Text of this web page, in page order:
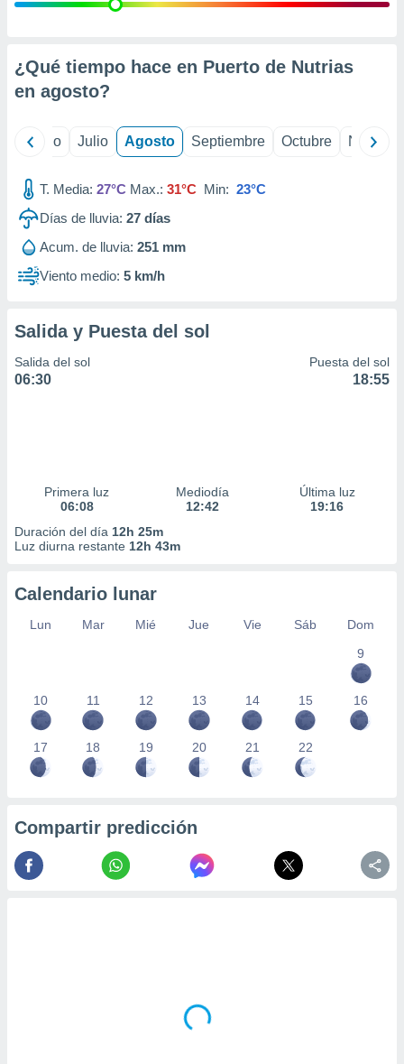
e
mediante
de
1199
¿Qué tiempo hace en Puerto de Nutrias
en agosto?
Junio Julio Agosto Septiembre Octubre
T. Media: 27°C Max.: 31°C Min: 23°C
Días de lluvia: 27 días
Acum. de lluvia: 251 mm
Viento medio: 5 km/h
Salida y Puesta del sol
Salida del sol
06:30
Puesta del sol
18:55
Primera luz
06:08
Mediodía
12:42
Última luz
19:16
Duración del día 12h 25m
Luz diurna restante 12h 43m
Calendario lunar
Lun Mar Mié Jue Vie Sáb
Dom
9
10 11 12 13 14 15 16
17 18 19 20 21 22
Compartir predicción